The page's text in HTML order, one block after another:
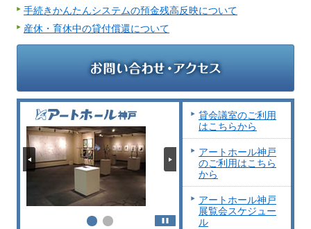
手続きかんたんシステムの預金残高反映について
産休・育休中の貸付償還について
貸会議室のご利用
はこちらから
アートホール神戸
のご利用はこちら
から
アートホール神戸
展覧会スケジュー
ル